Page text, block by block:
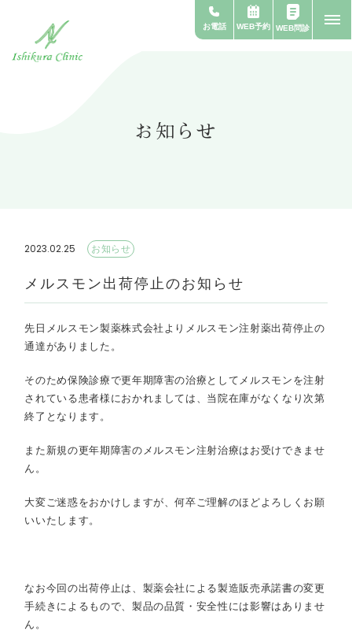
お電話 WEB予約 WEB問診
お知らせ
2023.02.25 お知らせ
メルスモン出荷停止のお知らせ
先日メルスモン製薬株式会社よりメルスモン注射薬出荷停止の
通達がありました。
そのため保険診療で更年期障害の治療としてメルスモンを注射
されている患者様におかれましては、当院在庫がなくなり次第
終了となります。
また新規の更年期障害のメルスモン注射治療はお受けできませ
ん。
大変ご迷惑をおかけしますが、何卒ご理解のほどよろしくお願
いいたします。
なお今回の出荷停止は、製薬会社による製造販売承諾書の変更
手続きによるもので、製品の品質・安全性には影響はありませ
ん。